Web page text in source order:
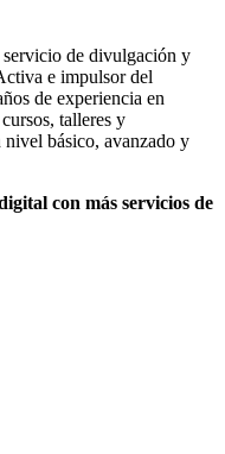
servicio de divulgación y
e impulsor del
de experiencia en
talleres y
nivel básico, avanzado y
con más servicios de